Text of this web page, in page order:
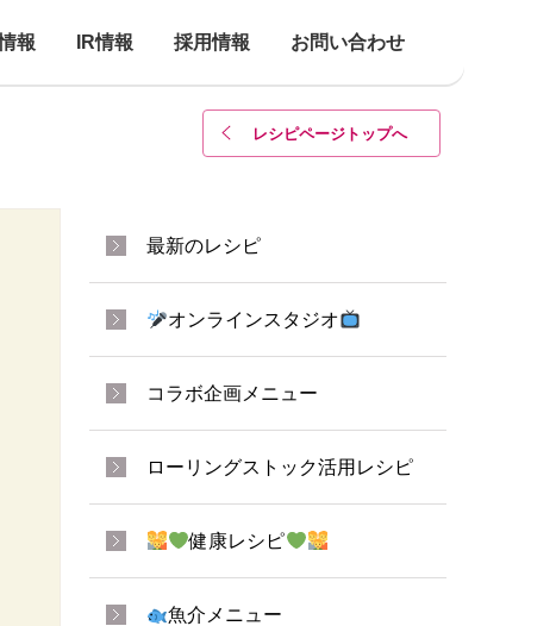
報 IR情報 採用情報 お問い合わせ
レシピページトップへ
最新のレシピ
オンラインスタジオ
コラボ企画メニュー
ローリングストック活用レシピ
健康レシピ
魚介メニュー